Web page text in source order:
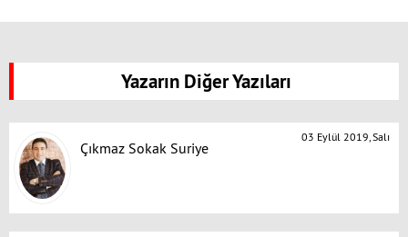
Yazarın Diğer Yazıları
Çıkmaz Sokak Suriye
03 Eylül 2019, Salı